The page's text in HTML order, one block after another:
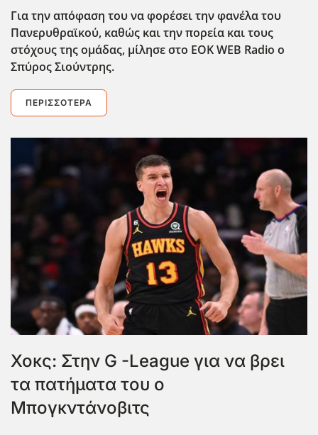
Για την απόφαση του να φορέσει την φανέλα του
Πανερυθραϊκού, καθώς και την πορεία και τους
στόχους της ομάδας, μίλησε στο EOKWEB Radio ο
Σπύρος Σιούντρης.
ΠΕΡΙΣΣΌΤΕΡΑ
Χοκς: Στην G -League για να βρει
τα πατήματα του ο
Μπογκντάνοβιτς